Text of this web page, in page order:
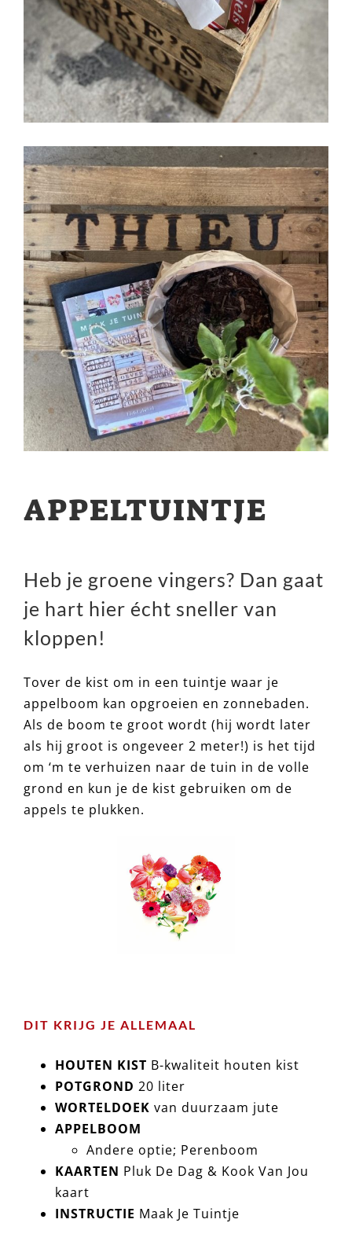
APPELTUINTJE
Heb je groene vingers? Dan gaat
je hart hier écht sneller van
kloppen!
Tover de kist om in een tuintje waar je
appelboom kan opgroeien en zonnebaden.
Als de boom te groot wordt (hij wordt later
als hij groot is ongeveer 2 meter!) is het tijd
om ‘m te verhuizen naar de tuin in de volle
grond en kun je de kist gebruiken om de
appels te plukken.
DIT KRIJG JE ALLEMAAL
HOUTEN KIST B-kwaliteit houten kist
POTGROND 20 liter
WORTELDOEK van duurzaam jute
APPELBOOM
Andere optie; Perenboom
KAARTEN Pluk De Dag & Kook Van Jou
kaart
INSTRUCTIE Maak Je Tuintje